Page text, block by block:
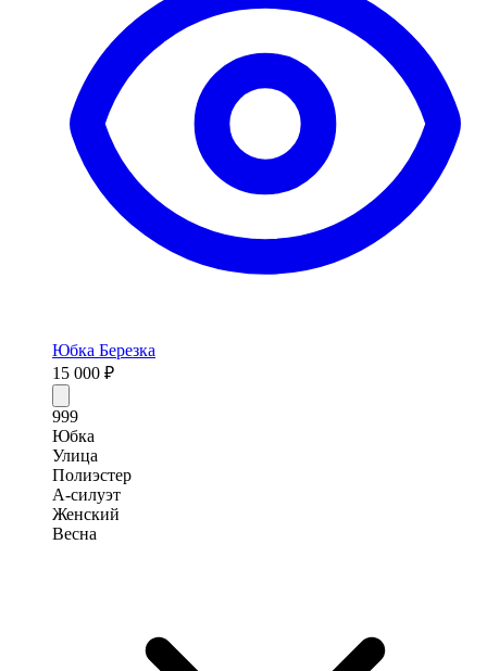
Юбка Березка
15 000 ₽
999
Юбка
Улица
Полиэстер
А-силуэт
Женский
Весна